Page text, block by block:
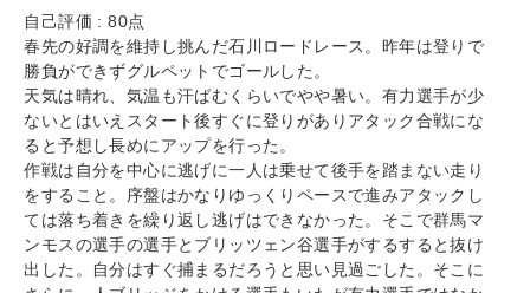
自己評価 : 80点
春先の好調を維持し挑んだ石川ロードレース。昨年は登りで
勝負ができずグルペットでゴールした。
天気は晴れ、気温も汗ばむくらいでやや暑い。有力選手が少
ないとはいえスタート後すぐに登りがありアタック合戦にな
ると予想し長めにアップを行った。
作戦は自分を中心に逃げに一人は乗せて後手を踏まない走り
をすること。序盤はかなりゆっくりペースで進みアタックし
ては落ち着きを繰り返し逃げはできなかった。そこで群馬マ
ンモスの選手の選手とブリッツェン谷選手がするすると抜け
出した。自分はすぐ捕まるだろうと思い見過ごした。そこに